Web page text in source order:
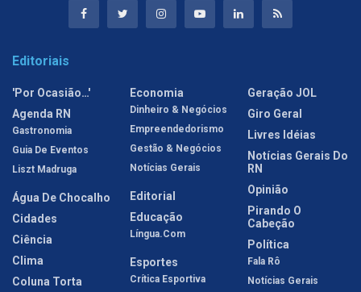
Editoriais
'Por Ocasião…'
Agenda RN
Gastronomia
Guia De Eventos
Liszt Madruga
Água De Chocalho
Cidades
Ciência
Clima
Coluna Torta
Economia
Dinheiro & Negócios
Empreendedorismo
Gestão & Negócios
Notícias Gerais
Editorial
Educação
Língua.com
Esportes
Crítica Esportiva
Geração JOL
Giro Geral
Livres Idéias
Notícias Gerais Do
RN
Opinião
Pirando O
Cabeção
Política
Fala Rô
Notícias Gerais